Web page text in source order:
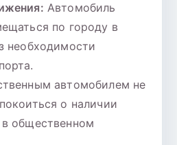
Автомобиль
по городу в
необходимости
автомобилем не
о наличии
общественном